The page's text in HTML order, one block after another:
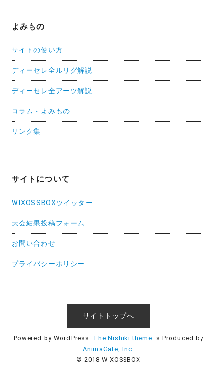
よみもの
サイトの使い方
ディーセレ全ルリグ解説
ディーセレ全アーツ解説
コラム・よみもの
リンク集
サイトについて
WIXOSSBOXツイッター
大会結果投稿フォーム
お問い合わせ
プライバシーポリシー
サイトトップへ
Powered by WordPress. The Nishiki theme is Produced by
AnimaGate, Inc.
© 2018 WIXOSSBOX